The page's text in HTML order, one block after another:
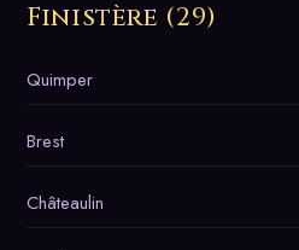
Finistère (29)
Quimper
Brest
Châteaulin